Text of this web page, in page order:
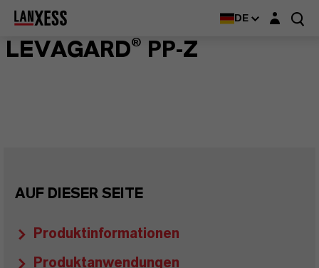
DE Login-Maske
LEVAGARD® PP-Z
AUF DIESER SEITE
Produktinformationen
Produktanwendungen